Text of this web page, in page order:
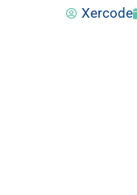
Xercode